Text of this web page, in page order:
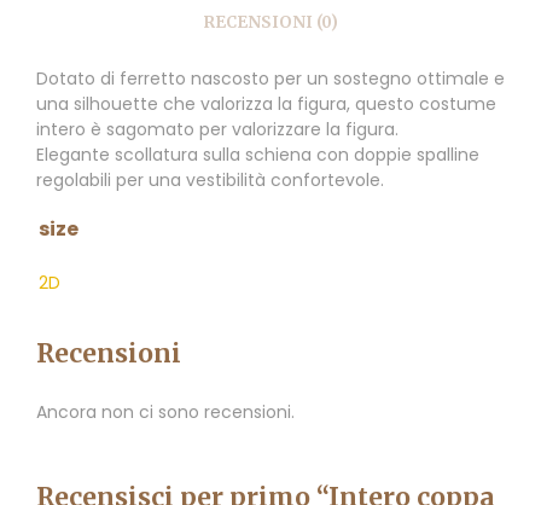
RECENSIONI (0)
Dotato di ferretto nascosto per un sostegno ottimale e
una silhouette che valorizza la figura, questo costume
intero è sagomato per valorizzare la figura.
Elegante scollatura sulla schiena con doppie spalline
regolabili per una vestibilità confortevole.
size
2D
Recensioni
Ancora non ci sono recensioni.
Recensisci per primo “Intero coppa